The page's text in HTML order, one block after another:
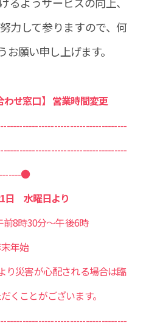
力して参りますので、何
願い申し上げます。
せ窓口】 営業時間変更
●
日 水曜日より
前8時30分～午後6時
】 年末年始
災害が心配される場合は臨
くことがございます。